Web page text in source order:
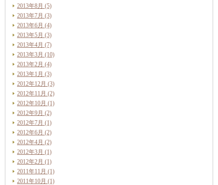
2013年8月 (5)
2013年7月 (3)
2013年6月 (4)
2013年5月 (3)
2013年4月 (7)
2013年3月 (10)
2013年2月 (4)
2013年1月 (3)
2012年12月 (3)
2012年11月 (2)
2012年10月 (1)
2012年9月 (2)
2012年7月 (1)
2012年6月 (2)
2012年4月 (2)
2012年3月 (1)
2012年2月 (1)
2011年11月 (1)
2011年10月 (1)